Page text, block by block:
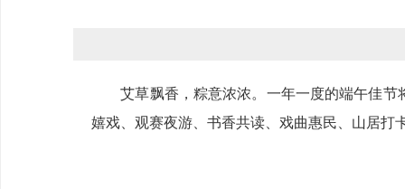
艾草飘香，粽意浓浓。一年一度的端午佳节
嬉戏、观赛夜游、书香共读、戏曲惠民、山居